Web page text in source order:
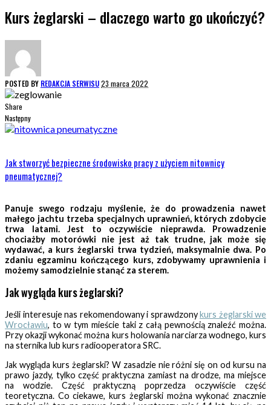
Kurs żeglarski – dlaczego warto go ukończyć?
POSTED BY REDAKCJA SERWISU23 marca 2022
Share
Następny
Jak stworzyć bezpieczne środowisko pracy z użyciem nitownicy
pneumatycznej?
Panuje swego rodzaju myślenie, że do prowadzenia nawet
małego jachtu trzeba specjalnych uprawnień, których zdobycie
trwa latami. Jest to oczywiście nieprawda. Prowadzenie
chociażby motorówki nie jest aż tak trudne, jak może się
wydawać, a kurs żeglarski trwa tydzień, maksymalnie dwa. Po
zdaniu egzaminu kończącego kurs, zdobywamy uprawnienia i
możemy samodzielnie stanąć za sterem.
Jak wygląda kurs żeglarski?
Jeśli interesuje nas rekomendowany i sprawdzonykurs żeglarski we
Wrocławiu, to w tym mieście taki z całą pewnością znaleźć można.
Przy okazji wykonać można kurs holowania narciarza wodnego, kurs
na sternika lub kurs radiooperatora SRC.
Jak wygląda kurs żeglarski? W zasadzie nie różni się on od kursu na
prawo jazdy, tylko część praktyczna zamiast na drodze, ma miejsce
na wodzie. Część praktyczną poprzedza oczywiście część
teoretyczna. Co ciekawe, kurs żeglarski można wykonać znacznie